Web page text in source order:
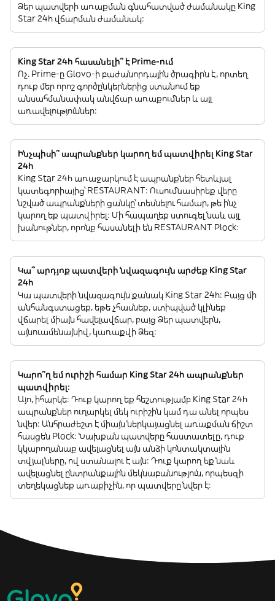
Ձեր պատվերի առաքման գնահատված ժամանակը King
Star 24h վճարման ժամանակ:
King Star 24h հասանելի՞ է Prime-ում
Ոչ. Prime-ը Glovo-ի բաժանորդային ծրագիրն է, որտեղ
դուք մեր որոշ գործընկերներից ստանում եք
անսահմանափակ անվճար առաքումներ և այլ
առավելություններ:
Ինչպիսի՞ ապրանքներ կարող եմ պատվիրել King Star
24h
King Star 24h առաջարկում է ապրանքներ հետևյալ
կատեգորիայից՝ RESTAURANT: Ուսումնասիրեք վերը
նշված ապրանքների ցանկը՝ տեսնելու համար, թե ինչ
կարող եք պատվիրել: Մի հապաղեք ստուգել նաև այլ
խանութներ, որոնք հասանելի են RESTAURANT Plock:
Կա՞ արդյոք պատվերի նվազագույն արժեք King Star
24h
Կա պատվերի նվազագույն քանակ King Star 24h: Բայց մի
անհանգստացեք, եթե չհասնեք, ստիպված կլինեք
վճարել միայն հավելավճար, բայց Ձեր պատվերն,
այնուամենայնիվ, կառաքվի Ձեզ:
Կարո՞ղ եմ ուրիշի համար King Star 24h ապրանքներ
պատվիրել:
Այո, իհարկե: Դուք կարող եք հեշտությամբ King Star 24h
ապրանքներ ուղարկել մեկ ուրիշին կամ դա անել որպես
նվեր: Անհրաժեշտ է միայն ներկայացնել առաքման ճիշտ
հասցեն Plock: Նախքան պատվերը հաստատելը, դուք
կկարողանաք ավելացնել այն անձի կոնտակտային
տվյալները, ով ստանալու է այն: Դուք կարող եք նաև
ավելացնել ընտրանքային մեկնաբանություն, որպեսզի
տեղեկացնեք առաքիչին, որ պատվերը նվեր է: